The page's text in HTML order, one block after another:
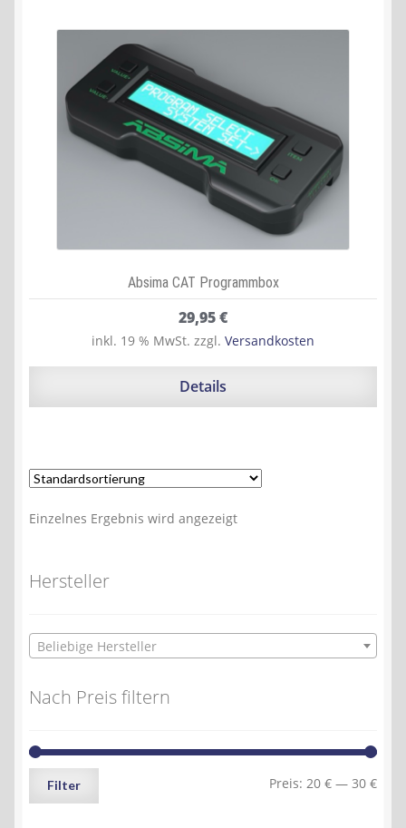
Absima CAT Programmbox
29,95€
inkl. 19 % MwSt. zzgl. Versandkosten
Details
Einzelnes Ergebnis wird angezeigt
Hersteller
Beliebige Hersteller
Nach Preis filtern
Min.
Max.
Filter Preis: 20 € — 30 €